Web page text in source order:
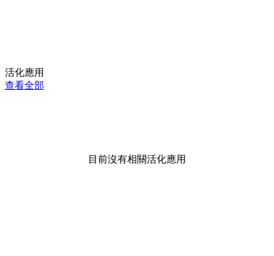
活化應用
查看全部
目前沒有相關活化應用